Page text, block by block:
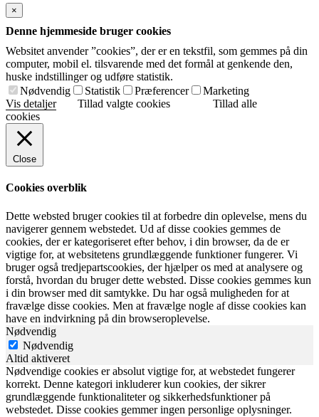
×
Denne hjemmeside bruger cookies
Websitet anvender ”cookies”, der er en tekstfil, som gemmes på din
computer, mobil el. tilsvarende med det formål at genkende den,
huske indstillinger og udføre statistik.
Nødvendig
Statistik Præferencer
Marketing
Vis detaljer
Tillad valgte cookies
Tillad alle
cookies
Close
Cookies overblik
Dette websted bruger cookies til at forbedre din oplevelse, mens du
navigerer gennem webstedet. Ud af disse cookies gemmes de
cookies, der er kategoriseret efter behov, i din browser, da de er
vigtige for, at websitetens grundlæggende funktioner fungerer. Vi
bruger også tredjepartscookies, der hjælper os med at analysere og
forstå, hvordan du bruger dette websted. Disse cookies gemmes kun
i din browser med dit samtykke. Du har også muligheden for at
fravælge disse cookies. Men at fravælge nogle af disse cookies kan
have en indvirkning på din browseroplevelse.
Nødvendig
Nødvendig
Altid aktiveret
Nødvendige cookies er absolut vigtige for, at webstedet fungerer
korrekt. Denne kategori inkluderer kun cookies, der sikrer
grundlæggende funktionaliteter og sikkerhedsfunktioner på
webstedet. Disse cookies gemmer ingen personlige oplysninger.